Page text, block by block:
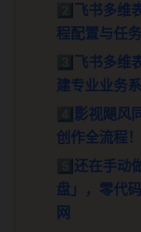
飞书多维
程配置与任
飞书多维
建专业业务
影视飓风
创作全流程
还在手动
盘」，零代
网